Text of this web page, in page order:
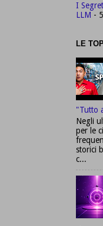
I
LLM -
LE
"Tutto
Negli
per le
storici
c...